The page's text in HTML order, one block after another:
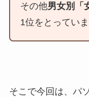
その他男女別「
1位をとっていま
そこで今回は、パ